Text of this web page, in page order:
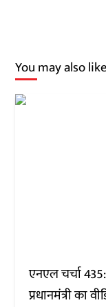
You may also like
एनएल चर्चा
प्रधानमंत्री का